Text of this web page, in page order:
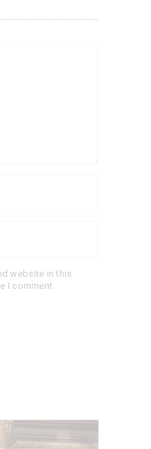
website in this
I comment.